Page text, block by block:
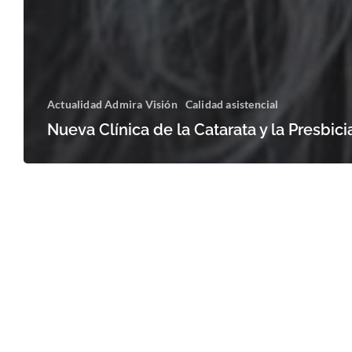
Actualidad Admira Visión Calidad asistencial
Nueva Clínica de la Catarata y la